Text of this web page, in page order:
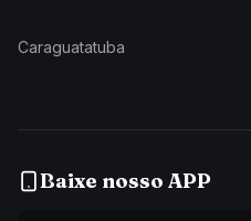
Caraguatatuba
Baixe nosso APP